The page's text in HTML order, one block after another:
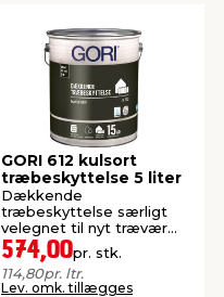
GORI 612 kulsort
træbeskyttelse 5 liter
Dækkende
træbeskyttelse særligt
velegnet til nyt træværk.
Vandbaseret.
574,00pr. stk.
114,80pr. ltr.
Lev. omk. tillægges